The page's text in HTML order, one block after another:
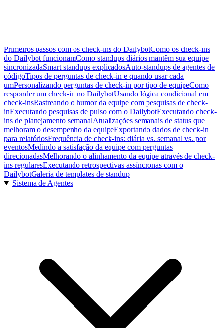
Primeiros passos com os check-ins do DailybotComo os check-ins
do Dailybot funcionamComo standups diários mantêm sua equipe
sincronizadaSmart standups explicadosAuto-standups de agentes de
códigoTipos de perguntas de check-in e quando usar cada
umPersonalizando perguntas de check-in por tipo de equipeComo
responder um check-in no DailybotUsando lógica condicional em
check-insRastreando o humor da equipe com pesquisas de check-
inExecutando pesquisas de pulso com o DailybotExecutando check-
ins de planejamento semanalAtualizações semanais de status que
melhoram o desempenho da equipeExportando dados de check-in
para relatóriosFrequência de check-ins: diária vs. semanal vs. por
eventosMedindo a satisfação da equipe com perguntas
direcionadasMelhorando o alinhamento da equipe através de check-
ins regularesExecutando retrospectivas assíncronas com o
DailybotGaleria de templates de standup
Sistema de Agentes